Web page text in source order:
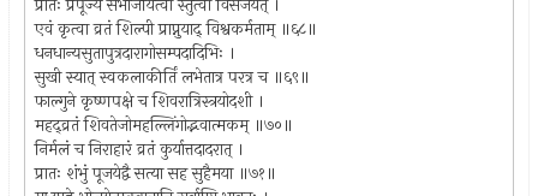
एवं कृत्वा व्रतं शिल्पी प्राप्नुयाद् विश्वकर्मताम् ॥६८॥
धनधान्यसुतापुत्रदारागोसम्पदादिभिः ।
सुखी स्यात् स्वकलाकीर्तिं लभेतात्र परत्र च ॥६९॥
फाल्गुने कृष्णपक्षे च शिवरात्रिस्त्रयोदशी ।
महद्व्रतं शिवतेजोमहल्लिंगोद्भवात्मकम् ॥७०॥
निर्मलं च निराहारं व्रतं कुर्यात्तदादरात् ।
प्रातः शंभुं पूजयेद्वै सत्या सह सुहैमया ॥७१॥